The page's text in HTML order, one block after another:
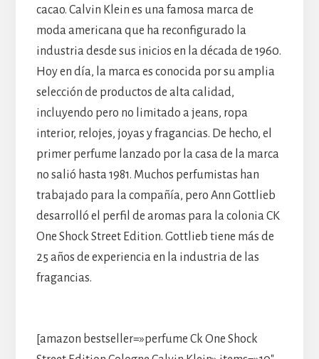
cacao. Calvin Klein es una famosa marca de
moda americana que ha reconfigurado la
industria desde sus inicios en la década de 1960.
Hoy en día, la marca es conocida por su amplia
selección de productos de alta calidad,
incluyendo pero no limitado a jeans, ropa
interior, relojes, joyas y fragancias. De hecho, el
primer perfume lanzado por la casa de la marca
no salió hasta 1981. Muchos perfumistas han
trabajado para la compañía, pero Ann Gottlieb
desarrolló el perfil de aromas para la colonia CK
One Shock Street Edition. Gottlieb tiene más de
25 años de experiencia en la industria de las
fragancias.
[amazon bestseller=»perfume Ck One Shock